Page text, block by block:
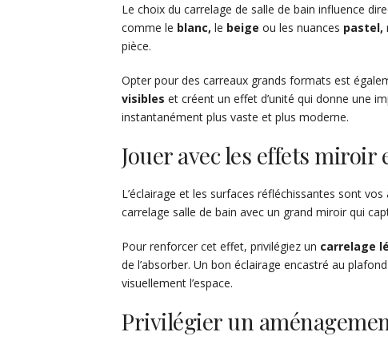
Le choix du carrelage de salle de bain influence
comme le blanc, le beige ou les nuances pastel,
pièce.
Opter pour des carreaux grands formats est
visibles et créent un effet d’unité qui donne une
instantanément plus vaste et plus moderne.
Jouer avec les effets miroir
L’éclairage et les surfaces réfléchissantes sont
carrelage salle de bain avec un grand miroir qui
Pour renforcer cet effet, privilégiez un carrelage
de l’absorber. Un bon éclairage encastré au
visuellement l’espace.
Privilégier un